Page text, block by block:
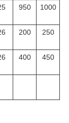
950 1000
200 250
400 450